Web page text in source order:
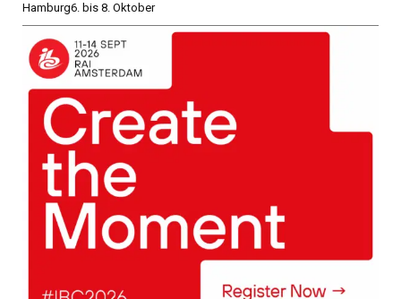
Hamburg6. bis 8. Oktober